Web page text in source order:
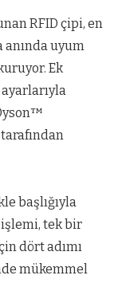
RFID çipi, en
anında uyum
Ek
ayarlarıyla
başlığıyla
tek bir
dört adımı
mükemmel